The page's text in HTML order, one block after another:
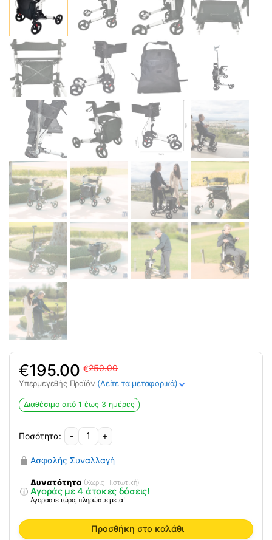
250.00
€
was:
250.00€.
195.00
€
τιμή
είναι:
Υπερμεγεθής Προϊόν (Δείτε τα μεταφορικά)>
Διαθέσιμο από 1 έως 3 ημέρες
-
Περιπατητήρας
Rollator
Αλουμινίου
“WALKY”
ποσότητα
+
Ασφαλής Συναλλαγή
Δυνατότητα (Χωρίς Πιστωτική)
Αγοράς με 4 άτοκες δόσεις!
Αγοράστε τώρα, πληρώστε μετά!
Προσθήκη στο καλάθι